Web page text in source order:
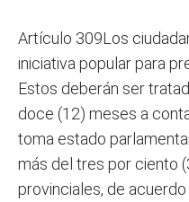
Artículo 309Los
iniciativa popular para
Estos deberán ser
doce (12) meses a
toma estado
más del tres por ciento
provinciales, de